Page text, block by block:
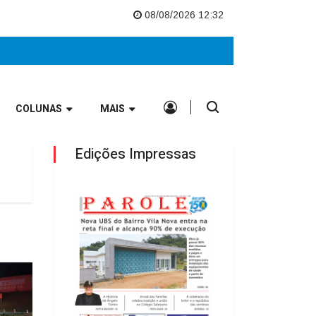
Nova UBS do Bairro Vila Nova entra na reta final e
08/08/2026 12:32
COLUNAS MAIS
Edições Impressas